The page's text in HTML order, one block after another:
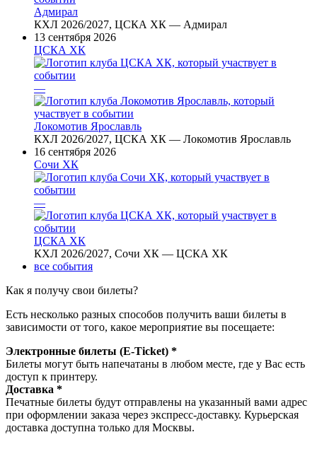
Адмирал
КХЛ 2026/2027, ЦСКА ХК — Адмирал
13 сентября 2026
ЦСКА ХК
—
Локомотив Ярославль
КХЛ 2026/2027, ЦСКА ХК — Локомотив Ярославль
16 сентября 2026
Сочи ХК
—
ЦСКА ХК
КХЛ 2026/2027, Сочи ХК — ЦСКА ХК
все события
Как я получу свои билеты?
Есть несколько разных способов получить ваши билеты в
зависимости от того, какое мероприятие вы посещаете:
Электронные билеты (E-Ticket) *
Билеты могут быть напечатаны в любом месте, где у Вас есть
доступ к принтеру.
Доставка *
Печатные билеты будут отправлены на указанный вами адрес
при оформлении заказа через экспресс-доставку. Курьерская
доставка доступна только для Москвы.